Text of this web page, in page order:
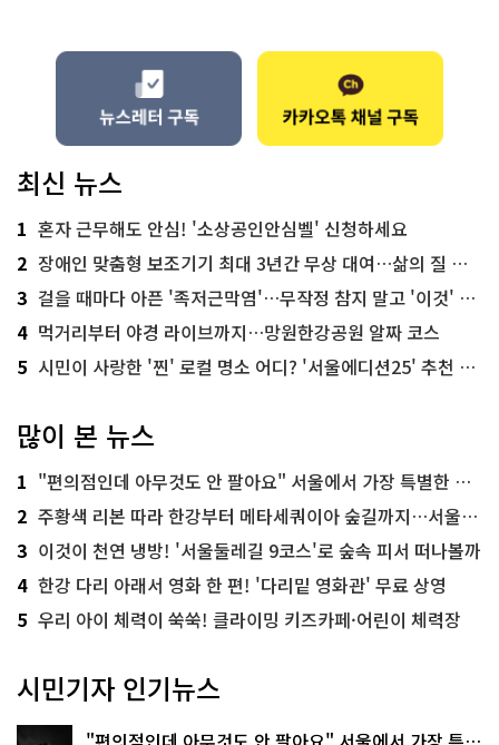
최신 뉴스
1 혼자 근무해도 안심! '소상공인안심벨' 신청하세요
2 장애인 맞춤형 보조기기 최대 3년간 무상 대여…삶의 질 높인다
3 걸을 때마다 아픈 '족저근막염'…무작정 참지 말고 '이것' 해보세요!
4 먹거리부터 야경 라이브까지…망원한강공원 알짜 코스
5 시민이 사랑한 '찐' 로컬 명소 어디? '서울에디션25' 추천 코스
많이 본 뉴스
1 "편의점인데 아무것도 안 팔아요" 서울에서 가장 특별한 편의점의 정체
2 주황색 리본 따라 한강부터 메타세쿼이아 숲길까지…서울둘레길 15코스
3 이것이 천연 냉방! '서울둘레길 9코스'로 숲속 피서 떠나볼까
4 한강 다리 아래서 영화 한 편! '다리밑 영화관' 무료 상영
5 우리 아이 체력이 쑥쑥! 클라이밍 키즈카페·어린이 체력장
시민기자 인기뉴스